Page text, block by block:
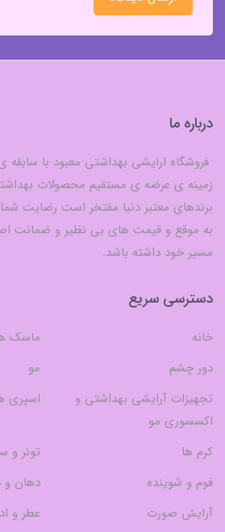
درباره ما
زمینه ی عرضه ی مستقیم محصولات
برندهای معتبر دنیا مفتخر است رضایت شما
به موقع و قیمت های بی نظیر و ضمانت
مسیر خود داشته باشد.
دسترسی سریع
خانه
ماسک
دور چشم
مو
تجهیزات آرایشی بهداشتی و
اکسسوری مو
اسپری
کرم ها
تونر و
فوم و شوینده
دهان و
آرایش صورت
عطر و